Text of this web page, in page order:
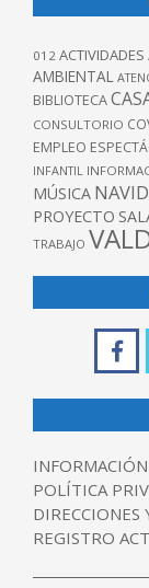
012 ACTIVIDADES
AMBIENTAL
BIBLIOTECA
CONSULTORIO
EMPLEO
INFANTIL
MÚSICA
PROYECTO
TRABAJO
POLÍTICA
DIRECCIONES
REGISTRO